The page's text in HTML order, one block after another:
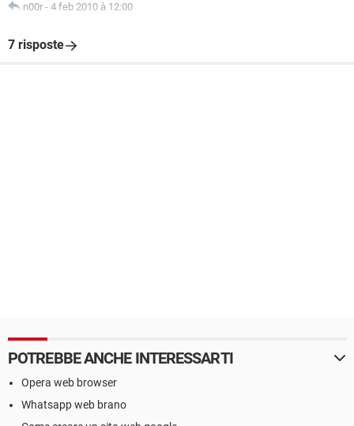
n00r - 4 feb 2010 à 12:00
7 risposte
POTREBBE ANCHE INTERESSARTI
Opera web browser
Whatsapp web brano